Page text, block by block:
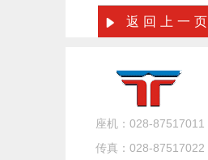
返回上一页
座机：028-87517011
传真：028-87517022